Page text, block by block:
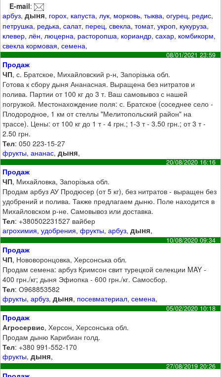
E-mail:
арбуз,дыня, горох, капуста, лук, морковь,тыква,огурец, редис,
петрушка, редька,салат, перец,свекла,томат,укроп, кукуруза,
клевер, лён, люцерна, расторопша, кориандр,сахар, комбикорм,
свекла кормовая,семена,
08/01/2021 23:59
Продаж
ЧП, с. Братское, Михайловский р-н, Запорізька обл.
Готова к сбору дыня Ананасная. Выращена без нитратов и
полива. Партии от 100 кг до 3 т. Ваш самовывоз с нашей
погрузкой. Местонахождение поля: с. Братское (соседнее село -
Плодородное, 1 км от стеллы "Мелитопольский район" на
трассе). Цены: от 100 кг до 1 т - 4 грн.; 1-3 т - 3.50 грн.; от 3 т -
2.50 грн.
Тел: 050 223-15-27
фрукты,ананас,дыня,
20/08/2020 16:16
Продаж
ЧП, Михайловка, Запорізька обл.
Продам арбуз АУ Продюсер (от 5 кг), без нитратов - выращен без
удобрений и полива. Также предлагаем дыню. Поле находится в
Михайловском р-не. Самовывоз или доставка.
Тел: +380502231527 вайбер
агрохимия,удобрения,фрукты,арбуз,дыня,
10/08/2020 09:34
Продаж
ЧП, Нововоронцовка, Херсонська обл.
Продам семена: арбуз Кримсон свит турецкой селекции MAY -
400 грн./кг; дыня Эфиопка - 600 грн./кг. Самосбор.
Тел: О968853582
фрукты,арбуз,дыня, посевматериал,семена,
05/02/2020 10:18
Продаж
Агросервис, Херсон, Херсонська обл.
Продам дыню Карибиан голд.
Тел: +380 991-552-170
фрукты,дыня,
27/08/2019 20:26